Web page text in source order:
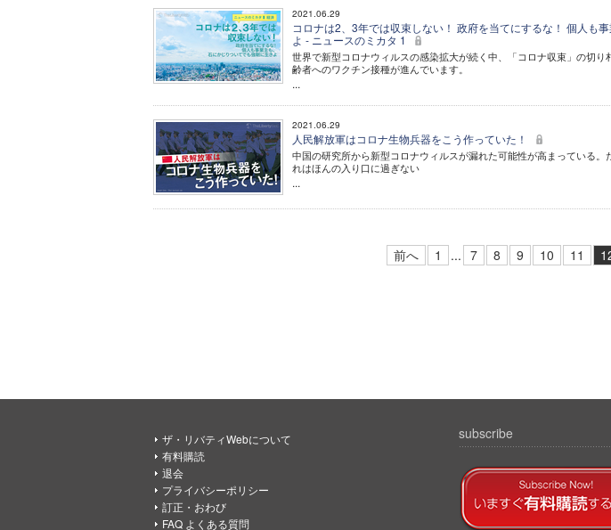
2021.06.29
コロナは2、3年では収束しない！ 政府を当てにするな！ 個人も
よ - ニュースのミカタ 1
世界で新型コロナウィルスの感染拡大が続く中、「コロナ収束」の切
齢者へのワクチン接種が進んでいます。
...
2021.06.29
人民解放軍はコロナ生物兵器をこう作っていた！
中国の研究所から新型コロナウィルスが漏れた可能性が高まっている
れはほんの入り口に過ぎない
...
前へ 1 ... 7 8 9 10 11
ザ・リバティWebについて
有料購読
退会
プライバシーポリシー
訂正・おわび
FAQ よくある質問
subscribe